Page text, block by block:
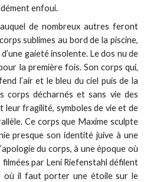
enfoui.
de nombreux autres feront
sublimes au bord de la piscine,
gaieté insolente. Le dos nu de
la première fois. Son corps qui,
l’air et le bleu du ciel puis de la
corps décharnés et sans vie des
leur fragilité, symboles de vie et de
Ce corps que Maxime sculpte
presque son identité juive à une
du corps, à une époque où
filmées par Leni Riefenstahl défilent
où il faut porter une étoile sur le